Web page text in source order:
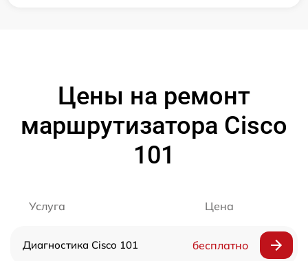
Цены на ремонт
маршрутизатора Cisco
101
Услуга Цена
Диагностика Cisco 101 бесплатно